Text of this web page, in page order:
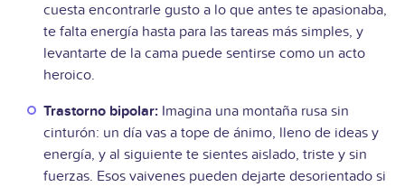
cuesta encontrarle gusto a lo que antes te apasionaba,
te falta energía hasta para las tareas más simples, y
levantarte de la cama puede sentirse como un acto
heroico.
Trastorno bipolar: Imagina una montaña rusa sin
cinturón: un día vas a tope de ánimo, lleno de ideas y
energía, y al siguiente te sientes aislado, triste y sin
fuerzas. Esos vaivenes pueden dejarte desorientado si